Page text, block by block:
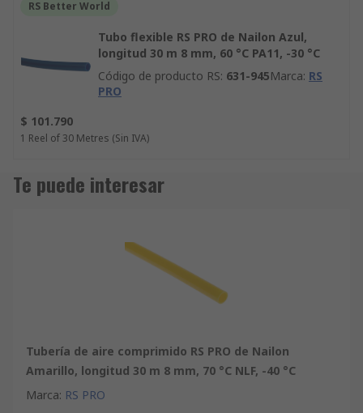
RS Better World
Tubo flexible RS PRO de Nailon Azul,
longitud 30 m 8 mm, 60 °C PA11, -30 °C
Código de producto RS: 631-945Marca: RS
PRO
$ 101.790
1 Reel of 30 Metres (Sin IVA)
Te puede interesar
Tubería de aire comprimido RS PRO de Nailon
Amarillo, longitud 30 m 8 mm, 70 °C NLF, -40 °C
Marca: RS PRO